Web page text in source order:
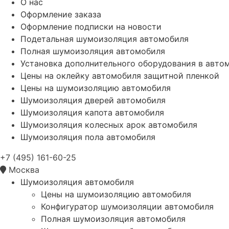
Оформление заказа
Оформление подписки на новости
Подетальная шумоизоляция автомобиля
Полная шумоизоляция автомобиля
Установка дополнительного оборудования в
Цены на оклейку автомобиля защитной пленкой
Цены на шумоизоляцию автомобиля
Шумоизоляция дверей автомобиля
Шумоизоляция капота автомобиля
Шумоизоляция колесных арок автомобиля
Шумоизоляция пола автомобиля
+7 (495) 161-60-25
Москва
Шумоизоляция автомобиля
Цены на шумоизоляцию автомобиля
Конфигуратор шумоизоляции автомобиля
Полная шумоизоляция автомобиля